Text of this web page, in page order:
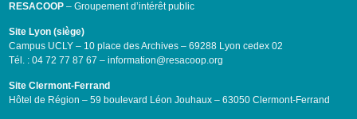
RESACOOP– Groupement d’intérêt public
Site Lyon (siège)
Campus UCLY – 10 place des Archives – 69288 Lyon cedex 02
Tél. : 04 72 77 87 67 – information@resacoop.org
Site Clermont-Ferrand
Hôtel de Région – 59 boulevard Léon Jouhaux – 63050 Clermont-Ferrand